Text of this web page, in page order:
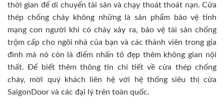
thời gian để di chuyển tài sản và chạy thoát thoát nạn. Cửa
thép chống cháy không những là sản phẩm bảo vệ tính
mạng con người khi có cháy xảy ra, bảo vệ tài sản chống
trộm cấp cho ngôi nhà của bạn và các thành viên trong gia
đình mà nó còn là điểm nhấn tô đẹp thêm không gian nội
thất. Để biết thêm thông tin chi tiết về cửa thép chống
cháy, mời quý khách liên hệ với hệ thống siêu thị cửa
SaigonDoor và các đại lý trên toàn quốc.